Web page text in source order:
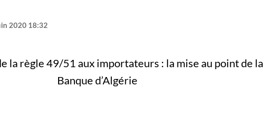
2020 18:32